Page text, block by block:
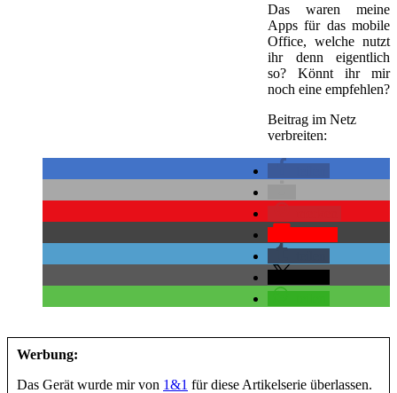
Das waren meine
Apps für das mobile
Office, welche nutzt
ihr denn eigentlich
so? Könnt ihr mir
noch eine empfehlen?
Beitrag im Netz
verbreiten:
Werbung:
Das Gerät wurde mir von 1&1 für diese Artikelserie überlassen.